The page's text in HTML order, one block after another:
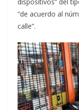
“de acuerdo al
calle”.